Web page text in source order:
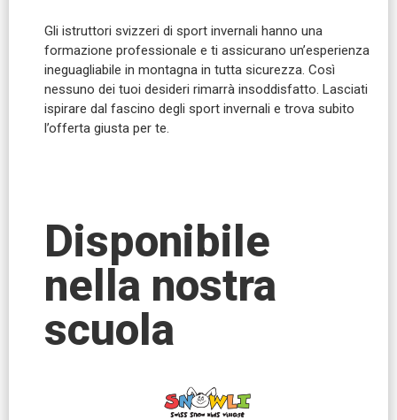
Gli istruttori svizzeri di sport invernali hanno una
formazione professionale e ti assicurano un’esperienza
ineguagliabile in montagna in tutta sicurezza. Così
nessuno dei tuoi desideri rimarrà insoddisfatto. Lasciati
ispirare dal fascino degli sport invernali e trova subito
l’offerta giusta per te.
Disponibile
nella nostra
scuola